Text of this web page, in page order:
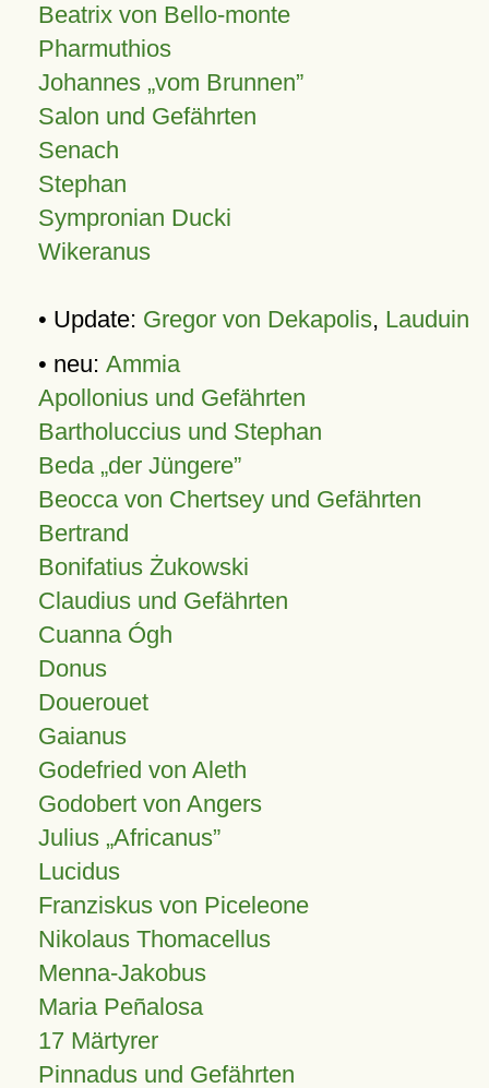
Beatrix von Bello-monte
Pharmuthios
Johannes vom Brunnen
Salon und Gefährten
Senach
Stephan
Sympronian Ducki
Wikeranus
• Update: Gregor von Dekapolis, Lauduin
• neu: Ammia
Apollonius und Gefährten
Bartholuccius und Stephan
Beda „der Jüngere”
Beocca von Chertsey und Gefährten
Bertrand
Bonifatius Żukowski
Claudius und Gefährten
Cuanna Ógh
Donus
Douerouet
Gaianus
Godefried von Aleth
Godobert von Angers
Julius Africanus
Lucidus
Franziskus von Piceleone
Nikolaus Thomacellus
Menna-Jakobus
Maria Peñalosa
17 Märtyrer
Pinnadus und Gefährten